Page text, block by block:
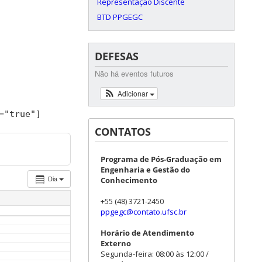
"true" ]
Dia
BTD PPGEGC
DEFESAS
Não há eventos futuros
Adicionar
CONTATOS
Programa de Pós-Graduação em
Engenharia e Gestão do
Conhecimento
+55 (48) 3721-2450
ppgegc@contato.ufsc.br
Horário de Atendimento
Externo
Segunda-feira: 08:00 às 12:00 /